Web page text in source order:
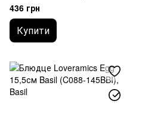
436 грн
Купити